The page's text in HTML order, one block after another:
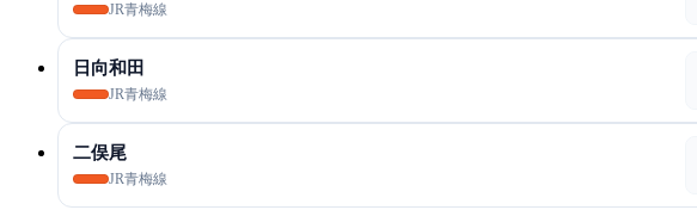
JR青梅線
日向和田
JR青梅線
二俣尾
JR青梅線